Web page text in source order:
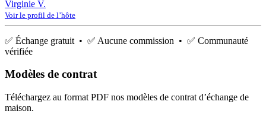
Virginie V.
Voir le profil de l’hôte
✅ Échange gratuit • ✅ Aucune commission • ✅ Communauté
vérifiée
Modèles de contrat
Téléchargez au format PDF nos modèles de contrat d’échange de
maison.